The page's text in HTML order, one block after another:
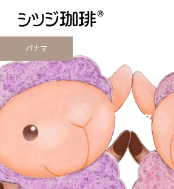
パナマ
パナマ